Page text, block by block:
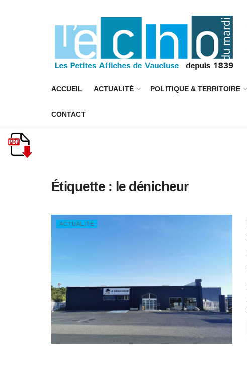
ACCUEIL ACTUALITÉ POLITIQUE & TERRITOIRE
CONTACT
Étiquette : le dénicheur
ACTUALITÉ